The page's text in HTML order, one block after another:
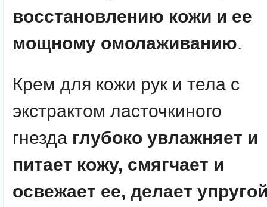
восстановлению кожи и ее
мощному омолаживанию.
Крем для кожи рук и тела с
экстрактом ласточкиного
гнезда глубоко увлажняет и
питает кожу, смягчает и
освежает ее, делает